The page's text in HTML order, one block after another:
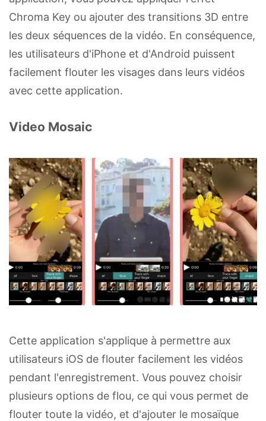
Chroma Key ou ajouter des transitions 3D entre
les deux séquences de la vidéo. En conséquence,
les utilisateurs d'iPhone et d'Android puissent
facilement flouter les visages dans leurs vidéos
avec cette application.
Video Mosaic
Cette application s'applique à permettre aux
utilisateurs iOS de flouter facilement les vidéos
pendant l'enregistrement. Vous pouvez choisir
plusieurs options de flou, ce qui vous permet de
flouter toute la vidéo, et d'ajouter le mosaïque